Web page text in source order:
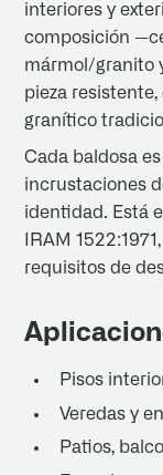
interiores y
composición
mármol/granito
pieza
granítico
Cada baldosa
incrustaciones
identidad. Está
IRAM
requisitos de
Pisos
Veredas y
Patios,